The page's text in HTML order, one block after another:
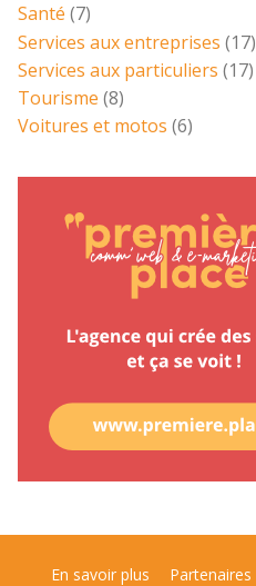
Santé (7)
Services aux entreprises (17)
Services aux particuliers (17)
Tourisme (8)
Voitures et motos (6)
En savoir plus Partenaires